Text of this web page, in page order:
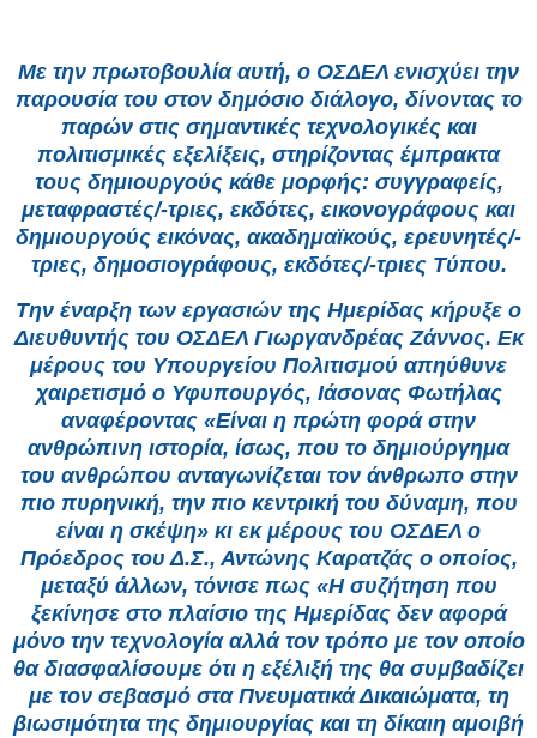
Με την πρωτοβουλία αυτή, ο ΟΣΔΕΛ ενισχύει την
παρουσία του στον δημόσιο διάλογο, δίνοντας το
παρών στις σημαντικές τεχνολογικές και
πολιτισμικές εξελίξεις, στηρίζοντας έμπρακτα
τους δημιουργούς κάθε μορφής: συγγραφείς,
μεταφραστές/-τριες, εκδότες, εικονογράφους και
δημιουργούς εικόνας, ακαδημαϊκούς, ερευνητές/-
τριες, δημοσιογράφους, εκδότες/-τριες Τύπου.
Την έναρξη των εργασιών της Ημερίδας κήρυξε ο
Διευθυντής του ΟΣΔΕΛ Γιωργανδρέας Ζάννος. Εκ
μέρους του Υπουργείου Πολιτισμού απηύθυνε
χαιρετισμό ο Υφυπουργός, Ιάσονας Φωτήλας
αναφέροντας «Είναι η πρώτη φορά στην
ανθρώπινη ιστορία, ίσως, που το δημιούργημα
του ανθρώπου ανταγωνίζεται τον άνθρωπο στην
πιο πυρηνική, την πιο κεντρική του δύναμη, που
είναι η σκέψη» κι εκ μέρους του ΟΣΔΕΛ ο
Πρόεδρος του Δ.Σ., Αντώνης Καρατζάς ο οποίος,
μεταξύ άλλων, τόνισε πως «Η συζήτηση που
ξεκίνησε στο πλαίσιο της Ημερίδας δεν αφορά
μόνο την τεχνολογία αλλά τον τρόπο με τον οποίο
θα διασφαλίσουμε ότι η εξέλιξή της θα συμβαδίζει
με τον σεβασμό στα Πνευματικά Δικαιώματα, τη
βιωσιμότητα της δημιουργίας και τη δίκαιη αμοιβή